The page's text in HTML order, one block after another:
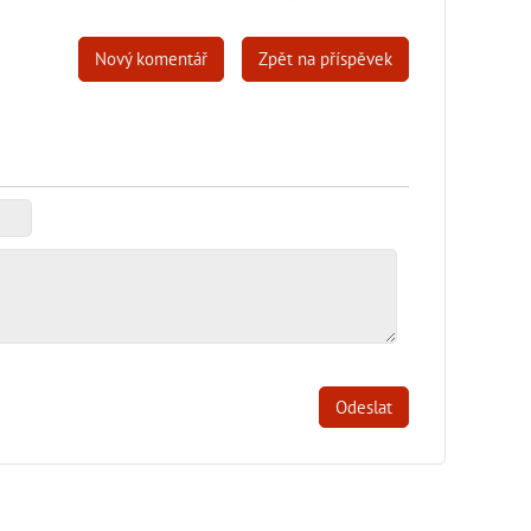
Zpět na příspěvek
Nový komentář
Odeslat